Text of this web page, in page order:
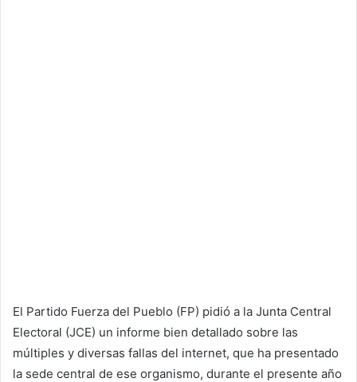
El Partido Fuerza del Pueblo (FP) pidió a la Junta Central
Electoral (JCE) un informe bien detallado sobre las
múltiples y diversas fallas del internet, que ha presentado
la sede central de ese organismo, durante el presente año